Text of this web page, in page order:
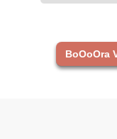
BoOoOra